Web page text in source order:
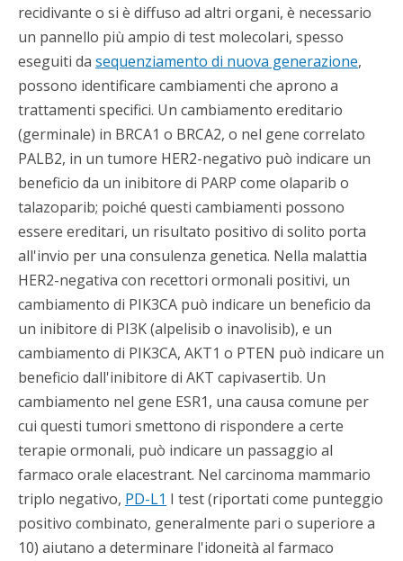
recidivante o si è diffuso ad altri organi, è necessario
un pannello più ampio di test molecolari, spesso
eseguiti da sequenziamento di nuova generazione,
possono identificare cambiamenti che aprono a
trattamenti specifici. Un cambiamento ereditario
(germinale) in BRCA1 o BRCA2, o nel gene correlato
PALB2, in un tumore HER2-negativo può indicare un
beneficio da un inibitore di PARP come olaparib o
talazoparib; poiché questi cambiamenti possono
essere ereditari, un risultato positivo di solito porta
all'invio per una consulenza genetica. Nella malattia
HER2-negativa con recettori ormonali positivi, un
cambiamento di PIK3CA può indicare un beneficio da
un inibitore di PI3K (alpelisib o inavolisib), e un
cambiamento di PIK3CA, AKT1 o PTEN può indicare un
beneficio dall'inibitore di AKT capivasertib. Un
cambiamento nel gene ESR1, una causa comune per
cui questi tumori smettono di rispondere a certe
terapie ormonali, può indicare un passaggio al
farmaco orale elacestrant. Nel carcinoma mammario
triplo negativo, PD-L1 I test (riportati come punteggio
positivo combinato, generalmente pari o superiore a
10) aiutano a determinare l'idoneità al farmaco